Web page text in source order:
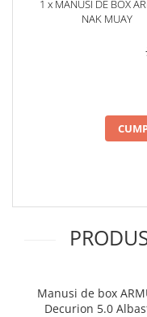
1 x MANUSI DE BOX
NAK MUAY
Manusi de box
Decurion 5.0